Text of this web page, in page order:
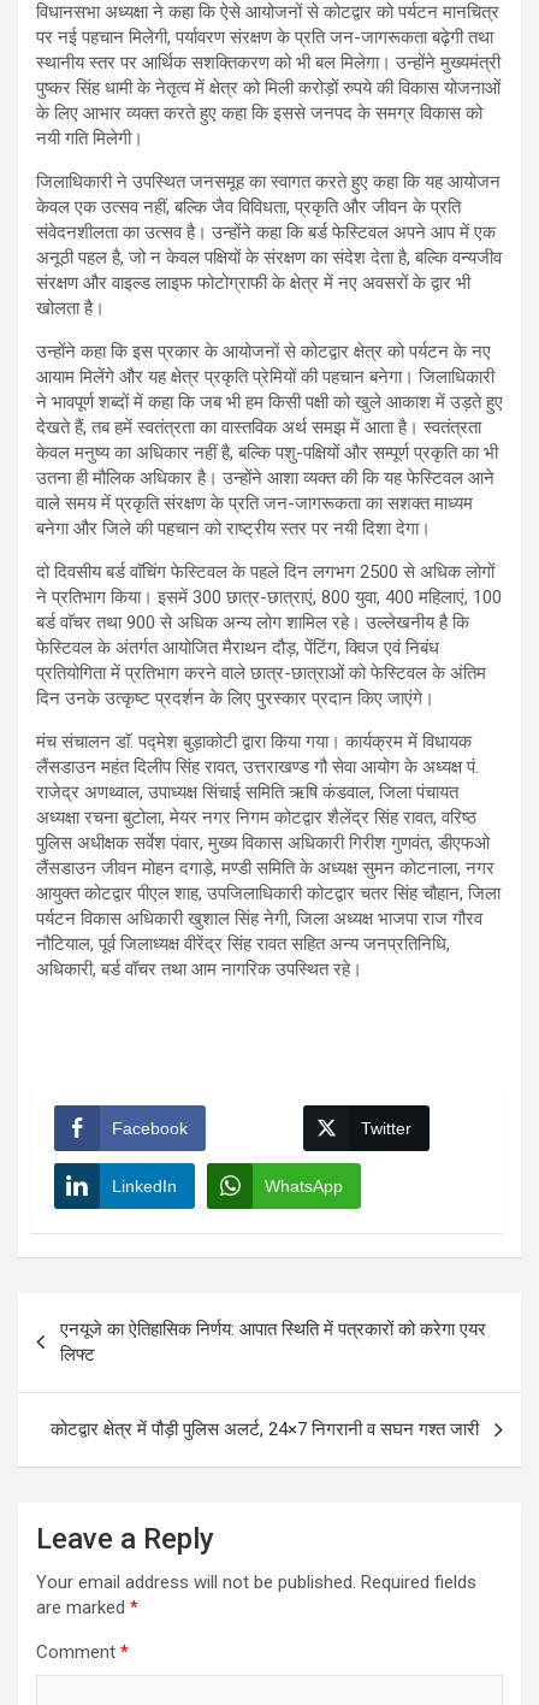
विधानसभा अध्यक्षा ने कहा कि ऐसे आयोजनों से कोटद्वार को पर्यटन मानचित्र
पर नई पहचान मिलेगी, पर्यावरण संरक्षण के प्रति जन-जागरूकता बढ़ेगी तथा
स्थानीय स्तर पर आर्थिक सशक्तिकरण को भी बल मिलेगा। उन्होंने मुख्यमंत्री
पुष्कर सिंह धामी के नेतृत्व में क्षेत्र को मिली करोड़ों रुपये की विकास योजनाओं
के लिए आभार व्यक्त करते हुए कहा कि इससे जनपद के समग्र विकास को
नयी गति मिलेगी।
जिलाधिकारी ने उपस्थित जनसमूह का स्वागत करते हुए कहा कि यह आयोजन
केवल एक उत्सव नहीं, बल्कि जैव विविधता, प्रकृति और जीवन के प्रति
संवेदनशीलता का उत्सव है। उन्होंने कहा कि बर्ड फेस्टिवल अपने आप में एक
अनूठी पहल है, जो न केवल पक्षियों के संरक्षण का संदेश देता है, बल्कि वन्यजीव
संरक्षण और वाइल्ड लाइफ फोटोग्राफी के क्षेत्र में नए अवसरों के द्वार भी
खोलता है।
उन्होंने कहा कि इस प्रकार के आयोजनों से कोटद्वार क्षेत्र को पर्यटन के नए
आयाम मिलेंगे और यह क्षेत्र प्रकृति प्रेमियों की पहचान बनेगा। जिलाधिकारी
ने भावपूर्ण शब्दों में कहा कि जब भी हम किसी पक्षी को खुले आकाश में उड़ते हुए
देखते हैं, तब हमें स्वतंत्रता का वास्तविक अर्थ समझ में आता है। स्वतंत्रता
केवल मनुष्य का अधिकार नहीं है, बल्कि पशु-पक्षियों और सम्पूर्ण प्रकृति का भी
उतना ही मौलिक अधिकार है। उन्होंने आशा व्यक्त की कि यह फेस्टिवल आने
वाले समय में प्रकृति संरक्षण के प्रति जन-जागरूकता का सशक्त माध्यम
बनेगा और जिले की पहचान को राष्ट्रीय स्तर पर नयी दिशा देगा।
दो दिवसीय बर्ड वाॅचिंग फेस्टिवल के पहले दिन लगभग 2500 से अधिक लोगों
ने प्रतिभाग किया। इसमें 300 छात्र-छात्राएं, 800 युवा, 400 महिलाएं, 100
बर्ड वाॅचर तथा 900 से अधिक अन्य लोग शामिल रहे। उल्लेखनीय है कि
फेस्टिवल के अंतर्गत आयोजित मैराथन दौड़, पेंटिंग, क्विज एवं निबंध
प्रतियोगिता में प्रतिभाग करने वाले छात्र-छात्राओं को फेस्टिवल के अंतिम
दिन उनके उत्कृष्ट प्रदर्शन के लिए पुरस्कार प्रदान किए जाएंगे।
मंच संचालन डाॅ. पद्मेश बुड़ाकोटी द्वारा किया गया। कार्यक्रम में विधायक
लैंसडाउन महंत दिलीप सिंह रावत, उत्तराखण्ड गौ सेवा आयोग के अध्यक्ष पं.
राजेद्र अणथ्वाल, उपाध्यक्ष सिंचाई समिति ऋषि कंडवाल, जिला पंचायत
अध्यक्षा रचना बुटोला, मेयर नगर निगम कोटद्वार शैलेंद्र सिंह रावत, वरिष्ठ
पुलिस अधीक्षक सर्वेश पंवार, मुख्य विकास अधिकारी गिरीश गुणवंत, डीएफओ
लैंसडाउन जीवन मोहन दगाड़े, मण्डी समिति के अध्यक्ष सुमन कोटनाला, नगर
आयुक्त कोटद्वार पीएल शाह, उपजिलाधिकारी कोटद्वार चतर सिंह चौहान, जिला
पर्यटन विकास अधिकारी खुशाल सिंह नेगी, जिला अध्यक्ष भाजपा राज गौरव
नौटियाल, पूर्व जिलाध्यक्ष वीरेंद्र सिंह रावत सहित अन्य जनप्रतिनिधि,
अधिकारी, बर्ड वॉचर तथा आम नागरिक उपस्थित रहे।
Facebook Twitter
LinkedIn WhatsApp
navigation
एनयूजे का ऐतिहासिक निर्णय: आपात स्थिति में पत्रकारों को करेगा एयर
लिफ्ट
कोटद्वार क्षेत्र में पौड़ी पुलिस अलर्ट, 24×7 निगरानी व सघन गश्त जारी
Leave a Reply
Your email address will not be published. Required fields
are marked *
Comment *